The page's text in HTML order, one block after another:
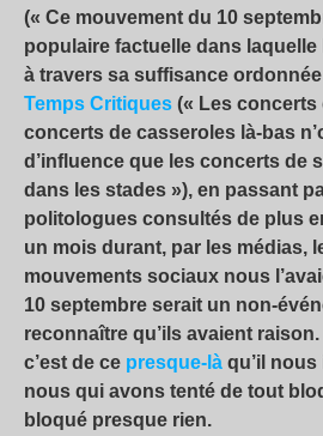
(« Ce mouvement du 10
populaire factuelle dans
à travers sa suffisance
Temps Critiques (« Les concerts
concerts de casseroles là-bas
d’influence que les concerts de
dans les stades »), en passant
politologues consultés de plus
un mois durant, par les médias,
mouvements sociaux nous
10 septembre serait un non-
reconnaître qu’ils avaient
c’est de ce presque-là qu’il
nous qui avons tenté de tout
bloqué presque rien.